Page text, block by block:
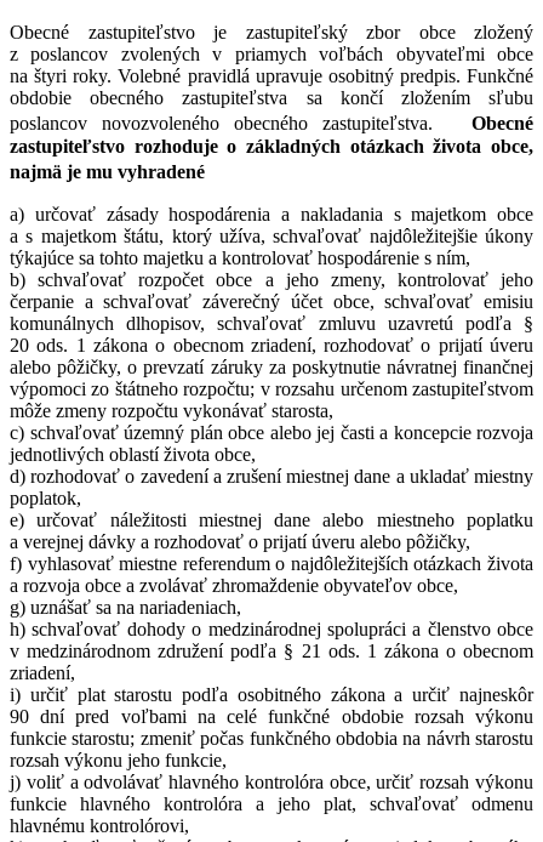
Obecné zastupiteľstvo je zastupiteľský zbor obce zložený
z poslancov zvolených v priamych voľbách obyvateľmi obce
na štyri roky. Volebné pravidlá upravuje osobitný predpis. Funkčné
obdobie obecného zastupiteľstva sa končí zložením sľubu
poslancov novozvoleného obecného zastupiteľstva.
Obecné
zastupiteľstvo rozhoduje o základných otázkach života obce,
najmä je mu vyhradené
a) určovať zásady hospodárenia a nakladania s majetkom obce
a s majetkom štátu, ktorý užíva, schvaľovať najdôležitejšie úkony
týkajúce sa tohto majetku a kontrolovať hospodárenie s ním,
b) schvaľovať rozpočet obce a jeho zmeny, kontrolovať jeho
čerpanie a schvaľovať záverečný účet obce, schvaľovať emisiu
komunálnych dlhopisov, schvaľovať zmluvu uzavretú podľa §
20 ods. 1 zákona o obecnom zriadení, rozhodovať o prijatí úveru
alebo pôžičky, o prevzatí záruky za poskytnutie návratnej finančnej
výpomoci zo štátneho rozpočtu; v rozsahu určenom zastupiteľstvom
môže zmeny rozpočtu vykonávať starosta,
c) schvaľovať územný plán obce alebo jej časti a koncepcie rozvoja
jednotlivých oblastí života obce,
d) rozhodovať o zavedení a zrušení miestnej dane a ukladať miestny
poplatok,
e) určovať náležitosti miestnej dane alebo miestneho poplatku
a verejnej dávky a rozhodovať o prijatí úveru alebo pôžičky,
f) vyhlasovať miestne referendum o najdôležitejších otázkach života
a rozvoja obce a zvolávať zhromaždenie obyvateľov obce,
g) uznášať sa na nariadeniach,
h) schvaľovať dohody o medzinárodnej spolupráci a členstvo obce
v medzinárodnom združení podľa § 21 ods. 1 zákona o obecnom
zriadení,
i) určiť plat starostu podľa osobitného zákona a určiť najneskôr
90 dní pred voľbami na celé funkčné obdobie rozsah výkonu
funkcie starostu; zmeniť počas funkčného obdobia na návrh starostu
rozsah výkonu jeho funkcie,
j) voliť a odvolávať hlavného kontrolóra obce, určiť rozsah výkonu
funkcie hlavného kontrolóra a jeho plat, schvaľovať odmenu
hlavnému kontrolórovi,